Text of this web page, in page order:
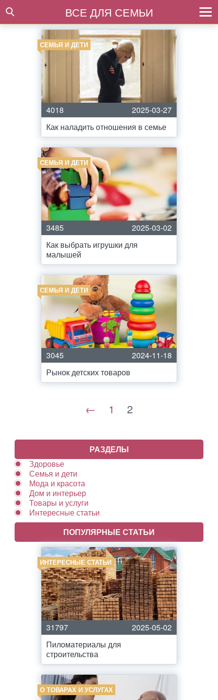
ВСЕ ДЛЯ СЕМЬИ
СЕМЬЯ И ДЕТИ
4018
2025-03-27
Как наладить отношения в семье
СЕМЬЯ И ДЕТИ
3485
2025-03-02
Как выбрать игрушки для
малышей
СЕМЬЯ И ДЕТИ
3045
2024-11-18
Рынок детских товаров
← 1 2
РАЗДЕЛЫ
Здоровье
Семья и дети
Мода и красота
Дом и интерьер
Товары и услуги
Интересные статьи
ПОПУЛЯРНЫЕ СТАТЬИ
ИНТЕРЕСНЫЕ СТАТЬИ
31797
2025-05-02
Пиломатериалы для
строительства
О ТОВАРАХ И УСЛУГАХ